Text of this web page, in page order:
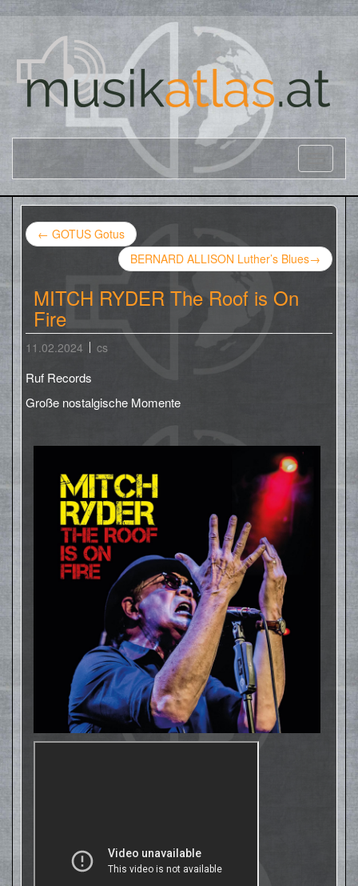
← GOTUS Gotus
BERNARD ALLISON Luther’s Blues→
MITCH RYDER The Roof is On
Fire
11.02.2024 cs
Ruf Records
Große nostalgische Momente